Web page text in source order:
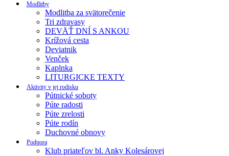
Modlitby
Modlitba za svätorečenie
Tri zdravasy
DEVÄŤ DNÍ S ANKOU
Krížová cesta
Deviatnik
Venček
Kaplnka
LITURGICKE TEXTY
Aktivity v jej rodisku
Pútnické soboty
Púte radosti
Púte zrelosti
Púte rodín
Duchovné obnovy
Podpora
Klub priateľov bl. Anky Kolesárovej